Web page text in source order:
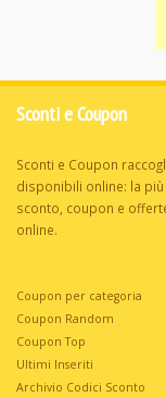
Sconti e Coupon
Sconti e Coupon
disponibili online: la
sconto, coupon e
online.
Coupon per categoria
Coupon Random
Coupon Top
Ultimi Inseriti
Archivio Codici Sconto